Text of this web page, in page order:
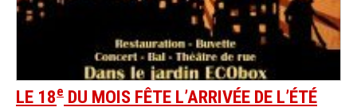
LE 18e DU MOIS FÊTE L’ARRIVÉE DE L’ÉTÉ